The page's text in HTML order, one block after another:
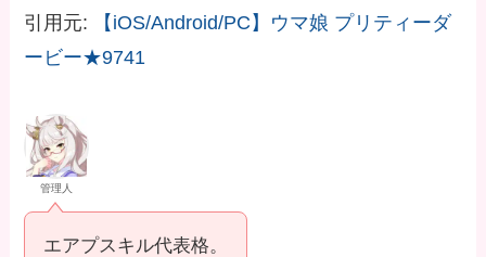
引用元:
【iOS/Android/PC】ウマ娘 プリティーダ
ービー★9741
管理人
エアプスキル代表格。